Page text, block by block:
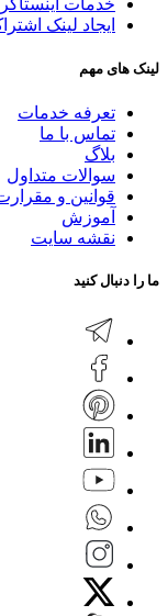
خدمات
ایجاد لینک
لینک های مهم
تعرفه خدمات
تماس با ما
بلاگ
سوالات متداول
قوانین و
آموزش
نقشه سایت
ما را دنبال کنید